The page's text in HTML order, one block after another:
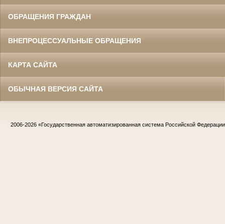
ОБРАЩЕНИЯ ГРАЖДАН
ВНЕПРОЦЕССУАЛЬНЫЕ ОБРАЩЕНИЯ
КАРТА САЙТА
ОБЫЧНАЯ ВЕРСИЯ САЙТА
2006-2026 «Государственная автоматизированная система Российской